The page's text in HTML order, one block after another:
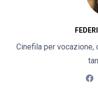
Cinefila per